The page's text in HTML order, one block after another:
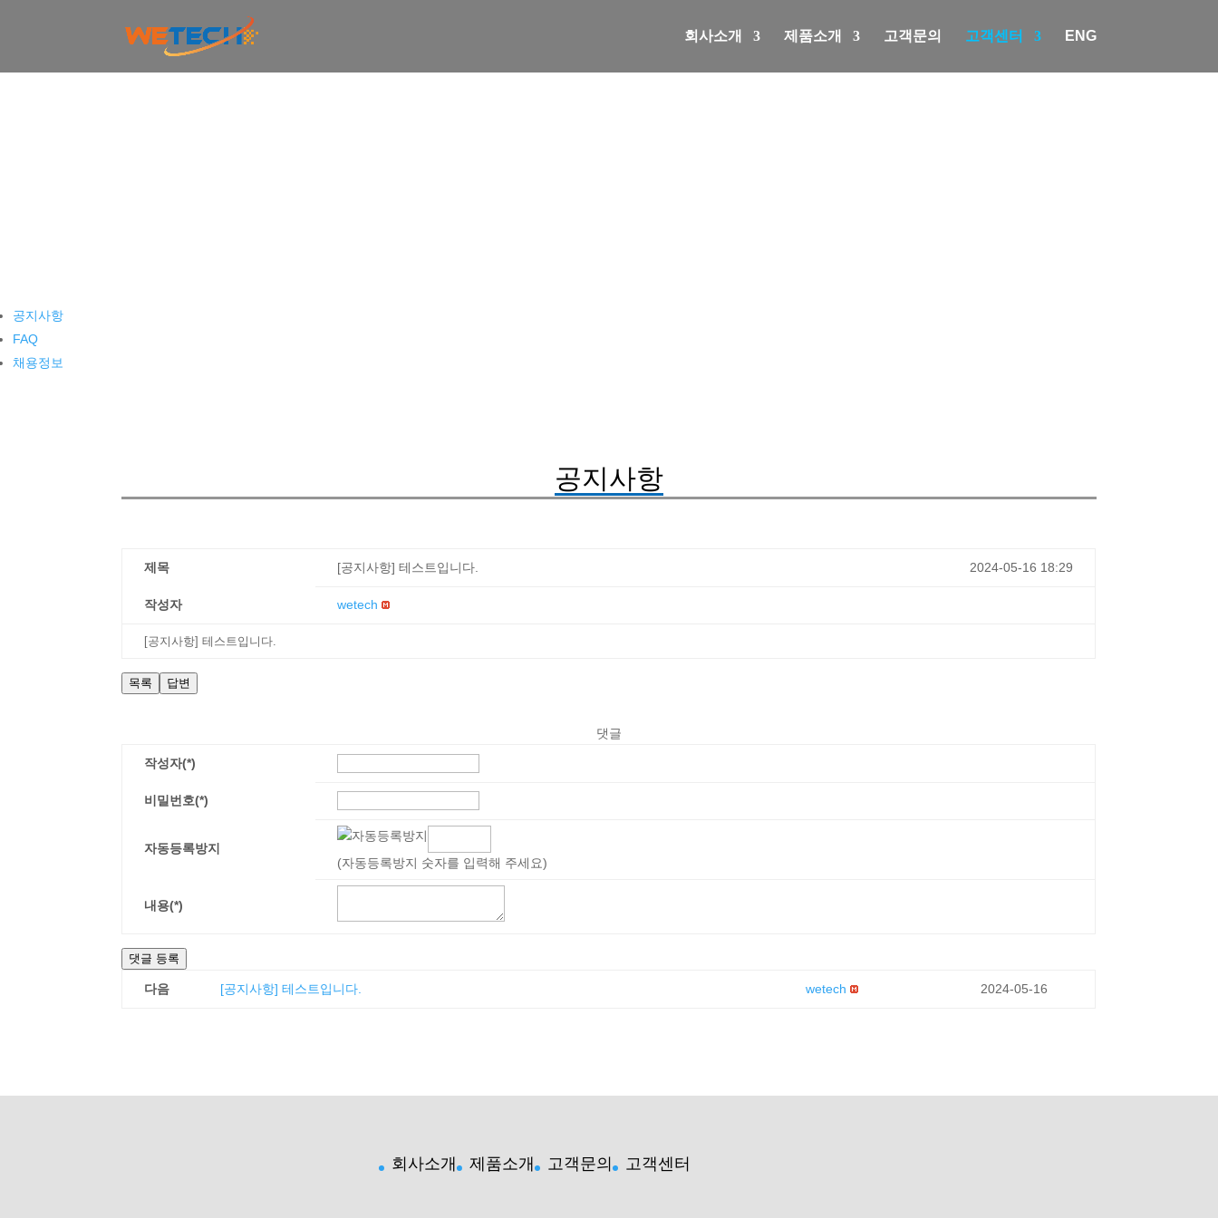
회사소개 제품소개 고객문의 고객센터 ENG
공지사항
FAQ
채용정보
공지사항
제목 [공지사항] 테스트입니다. 2024-05-16 18:29
작성자 wetech
[공지사항] 테스트입니다.
목록 답변
댓글
작성자(*)
비밀번호(*)
자동등록방지
(자동등록방지 숫자를 입력해 주세요)
내용(*)
댓글 등록
다음 [공지사항] 테스트입니다. wetech 2024-05-16
회사소개 제품소개 고객문의 고객센터